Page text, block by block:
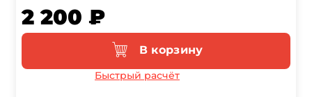
2 200 ₽
В корзину
Быстрый расчёт